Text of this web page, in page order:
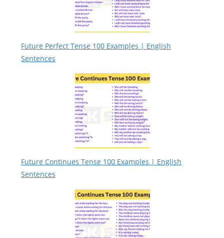
Future Perfect Tense 100 Examples | English
Sentences
Future Continues Tense 100 Examples | English
Sentences